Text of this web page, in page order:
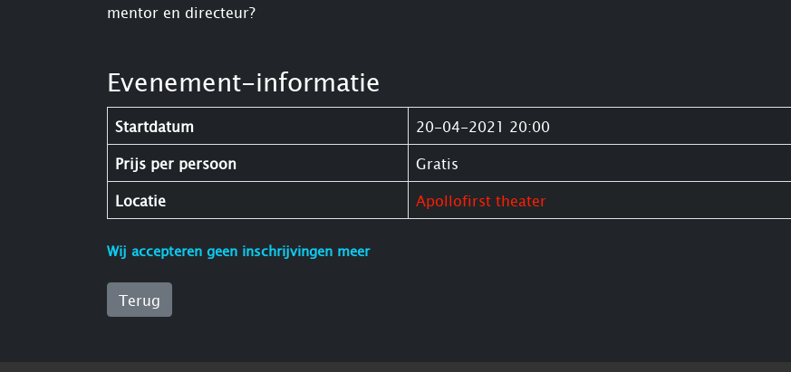
mentor en directeur?
Evenement-informatie
Startdatum 20-04-2021 20:00
Prijs per persoon Gratis
Locatie Apollofirst theater
Wij accepteren geen inschrijvingen meer
Terug